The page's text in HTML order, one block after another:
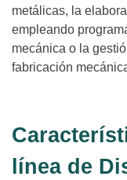
metálicas, la
empleando
mecánica o la
fabricación
línea de